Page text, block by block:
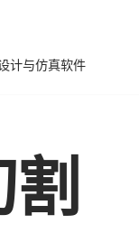
计与仿真软件